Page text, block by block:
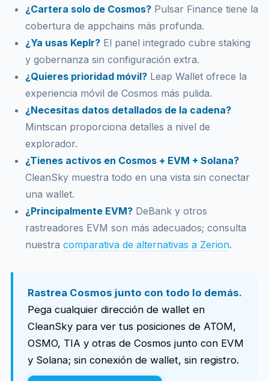
¿Cartera solo de Cosmos?Pulsar Finance tiene la
cobertura de appchains más profunda.
¿Ya usas Keplr?El panel integrado cubre staking
y gobernanza sin configuración extra.
¿Quieres prioridad móvil?Leap Wallet ofrece la
experiencia móvil de Cosmos más pulida.
¿Necesitas datos detallados de la cadena?
Mintscan proporciona detalles a nivel de
explorador.
¿Tienes activos en Cosmos + EVM + Solana?
CleanSky muestra todo en una vista sin conectar
una wallet.
¿Principalmente EVM?DeBank y otros
rastreadores EVM son más adecuados; consulta
nuestra comparativa de alternativas a Zerion.
Rastrea Cosmos junto con todo lo demás.
Pega cualquier dirección de wallet en
CleanSky para ver tus posiciones de ATOM,
OSMO, TIA y otras de Cosmos junto con EVM
y Solana; sin conexión de wallet, sin registro.